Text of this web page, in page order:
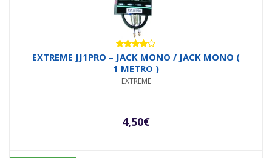
Valutato
4.00su
5
EXTREME JJ1PRO – JACK MONO / JACK MONO (
1 METRO )
EXTREME
4,50€